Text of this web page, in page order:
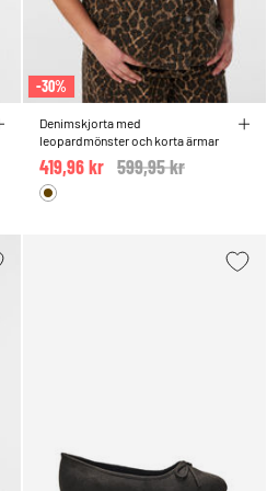
-30%
Denimskjorta med
leopardmönster och korta ärmar
Price reduced from
599,95 kr
419,96 kr